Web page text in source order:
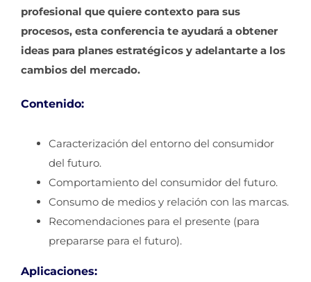
profesional que quiere contexto para sus
procesos, esta conferencia te ayudará a obtener
ideas para planes estratégicos y adelantarte a los
cambios del mercado.
Contenido:
Caracterización del entorno del consumidor
del futuro.
Comportamiento del consumidor del futuro.
Consumo de medios y relación con las marcas.
Recomendaciones para el presente (para
prepararse para el futuro).
Aplicaciones: